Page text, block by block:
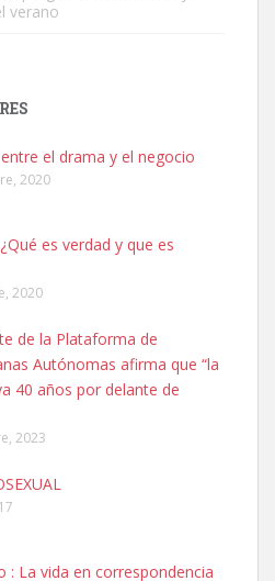
papillera, asustada tiene miedo a la
verano
el drama y el negocio
2020
es verdad y que es
2020
de la Plataforma de
Autónomas afirma que “la
40 años por delante de
2023
: La vida en correspondencia